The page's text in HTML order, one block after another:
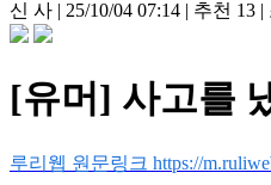
신 사 | 25/10/04 07:14 | 추천 13 |
[유머] 사고를
루리웹 원문링크 https://